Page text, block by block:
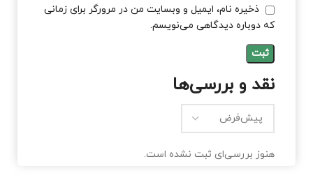
نقد و بررسی‌ها
هنوز بررسی‌ای ثبت نشده است.
ذخیره نام، ایمیل و وبسایت من در مرورگر برای زمانی
که دوباره دیدگاهی می‌نویسم.